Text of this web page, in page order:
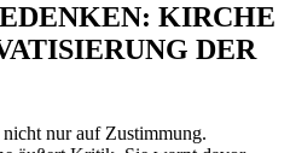
KIRCHE
DER
nur auf Zustimmung.